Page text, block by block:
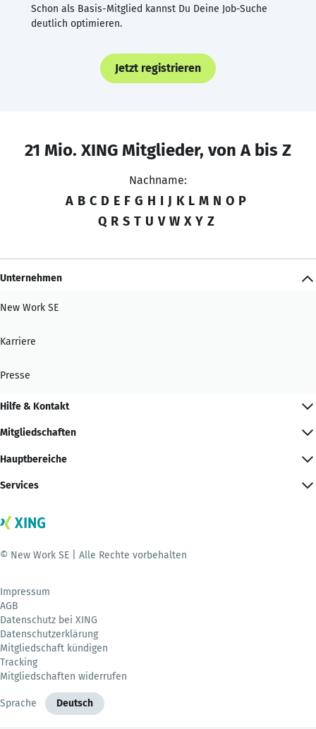
Schon als Basis-Mitglied kannst Du Deine Job-Suche
deutlich optimieren.
Jetzt registrieren
21 Mio. XING Mitglieder, von A bis Z
Nachname:
A B C D E F G H I J K L M N O P
Q R S T U V W X Y Z
Unternehmen
New Work SE
Karriere
Presse
Hilfe & Kontakt
Mitgliedschaften
Hauptbereiche
Services
© New Work SE | Alle Rechte vorbehalten
Impressum
AGB
Datenschutz bei XING
Datenschutzerklärung
Mitgliedschaft kündigen
Tracking
Mitgliedschaften widerrufen
Sprache Deutsch